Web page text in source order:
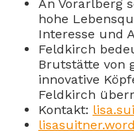
An Vorarlberg
hohe
Interesse und
Feldkirch
Brutstätte von
innovative
Feldkirch
Kontakt: